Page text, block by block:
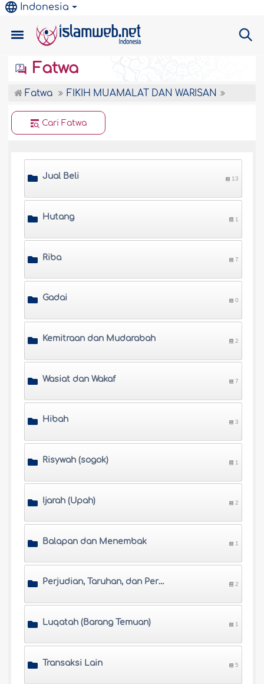
Indonesia
Fatwa
Fatwa FIKIH MUAMALAT DAN WARISAN
Cari Fatwa
Jual Beli 13
Hutang 1
Riba 7
Gadai 0
Kemitraan dan Mudarabah 2
Wasiat dan Wakaf 7
Hibah 3
Risywah (sogok) 1
Ijarah (Upah) 2
Balapan dan Menembak 1
Perjudian, Taruhan, dan Permainan Adu Nasib 2
Luqatah (Barang Temuan) 1
Transaksi Lain 5